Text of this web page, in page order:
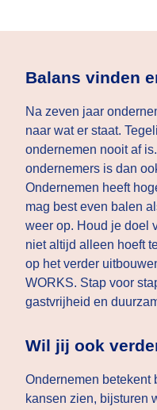
Balans vinden
Na zeven jaar
naar wat er staat.
ondernemen nooit af
ondernemers is dan
Ondernemen heeft
mag best even balen
weer op. Houd je doel
niet altijd alleen hoeft
op het verder
WORKS. Stap voor
gastvrijheid en
Wil jij ook
Ondernemen
kansen zien, bijsturen